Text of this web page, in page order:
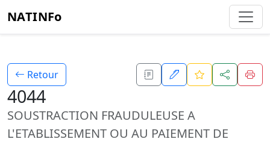
NATINFo
Retour
4044
SOUSTRACTION FRAUDULEUSE A
L'ETABLISSEMENT OU AU PAIEMENT DE